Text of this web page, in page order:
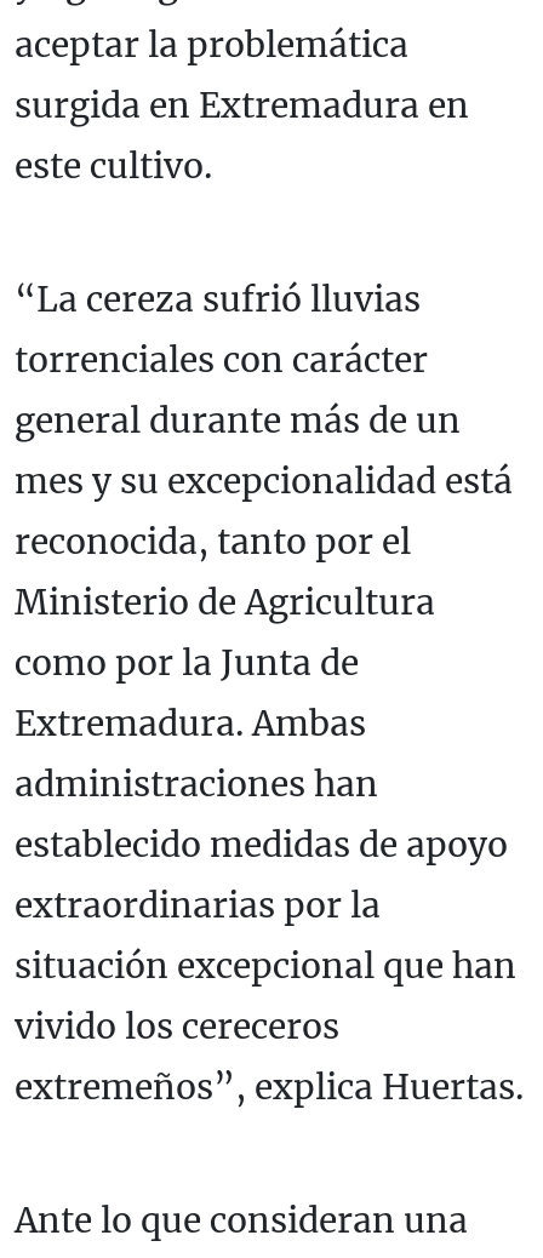
aceptar la problemática
surgida en Extremadura en
este cultivo.
“La cereza sufrió lluvias
torrenciales con carácter
general durante más de un
mes y su excepcionalidad está
reconocida, tanto por el
Ministerio de Agricultura
como por la Junta de
Extremadura. Ambas
administraciones han
establecido medidas de apoyo
extraordinarias por la
situación excepcional que han
vivido los cereceros
extremeños”, explica Huertas.
Ante lo que consideran una